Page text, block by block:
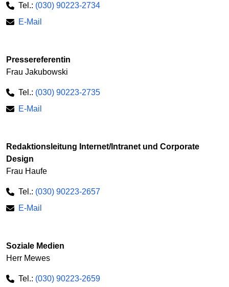
Tel.: (030) 90223-2734
E-Mail
Pressereferentin
Frau Jakubowski
Tel.: (030) 90223-2735
E-Mail
Redaktionsleitung Internet/Intranet und Corporate
Design
Frau Haufe
Tel.: (030) 90223-2657
E-Mail
Soziale Medien
Herr Mewes
Tel.: (030) 90223-2659